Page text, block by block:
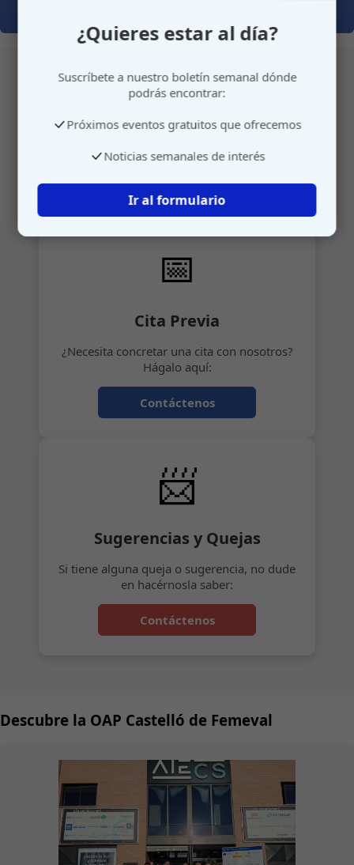
Atención personalizada
Gestione su cita o envíenos sus sugerencias de
📅
Cita Previa
¿Necesita concretar una cita con nosotros?
Hágalo aquí:
Contáctenos
📨
Sugerencias y Quejas
Si tiene alguna queja o sugerencia, no dude
en hacérnosla saber:
Contáctenos
Descubre la OAP Castelló de Femeval
¿Quieres estar al día?
Suscríbete a nuestro boletín semanal dónde
podrás encontrar:
Próximos eventos gratuitos que ofrecemos
Noticias semanales de interés
Ir al formulario